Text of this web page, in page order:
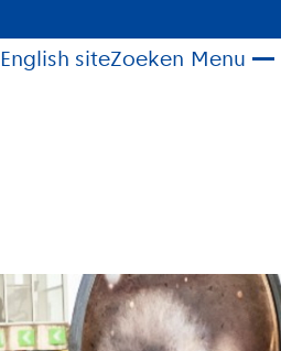
English siteZoeken Menu